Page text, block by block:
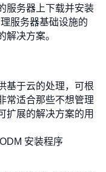
服务器上下载并安装
服务器基础设施的
解决方案。
基于云的处理，可根
常适合那些不想管理
扩展的解决方案的用
安装程序